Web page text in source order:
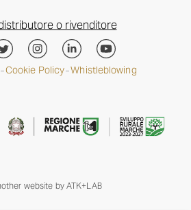
o rivenditore
Cookie Policy–Whistleblowing
website byATK+LAB